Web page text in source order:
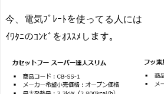
今、電気ﾌﾟﾚｰﾄを使ってる人には
ｲﾜﾀﾆのｺﾝﾋﾞをｵｽｽﾒします。